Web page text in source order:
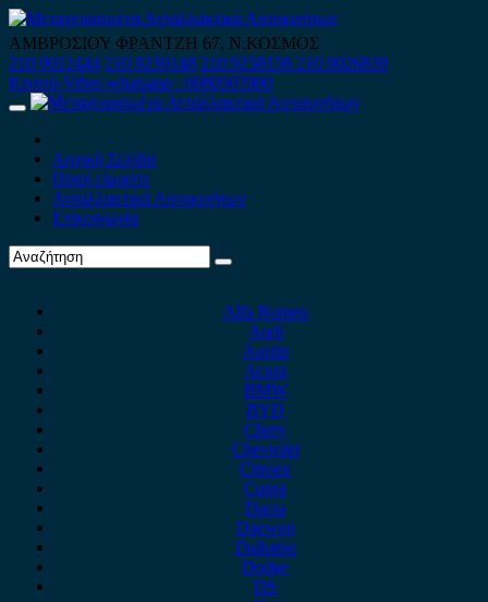
Skip
to
content
ΑΜΒΡΟΣΙΟΥ ΦΡΑΝΤΖΗ 67, Ν.ΚΟΣΜΟΣ
210 9012444 210 9239148 210 9238158 210 9026839
Κινητό-Viber-whatsapp : 6980507900
Primary
Αρχική Σελίδα
Ποιοί είμαστε
Ανταλλακτικά Αυτοκινήτων
Επικοινωνία
Alfa Romeo
Audi
Austin
Acura
BMW
BYD
Chery
Chevrolet
Citroen
Cupra
Dacia
Daewoo
Daihatsu
Dodge
DS